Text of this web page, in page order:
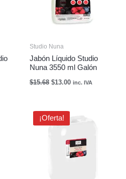
Studio Nuna
Jabón Líquido Studio
Nuna 3550 ml Galón
$15.68 $13.00 inc. IVA
¡Oferta!
El
precio
original
$119.80.
precio
$71.90.